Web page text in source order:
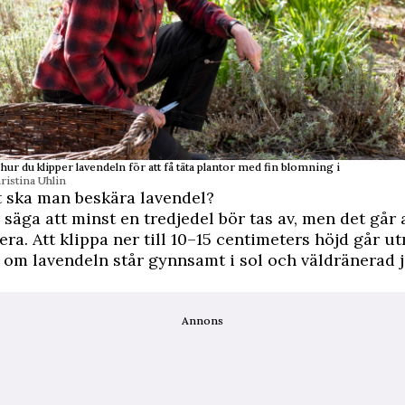
du klipper lavendeln för att få täta plantor med fin blomning i
Uhlin
man beskära lavendel?
att minst en tredjedel bör tas av, men det går
Att klippa ner till 10–15 centimeters höjd går
lavendeln står gynnsamt i sol och väldränerad
Annons